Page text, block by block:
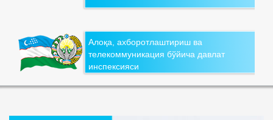
Алоқа, ахборотлаштириш ва
телекоммуникация бўйича давлат
инспексияси